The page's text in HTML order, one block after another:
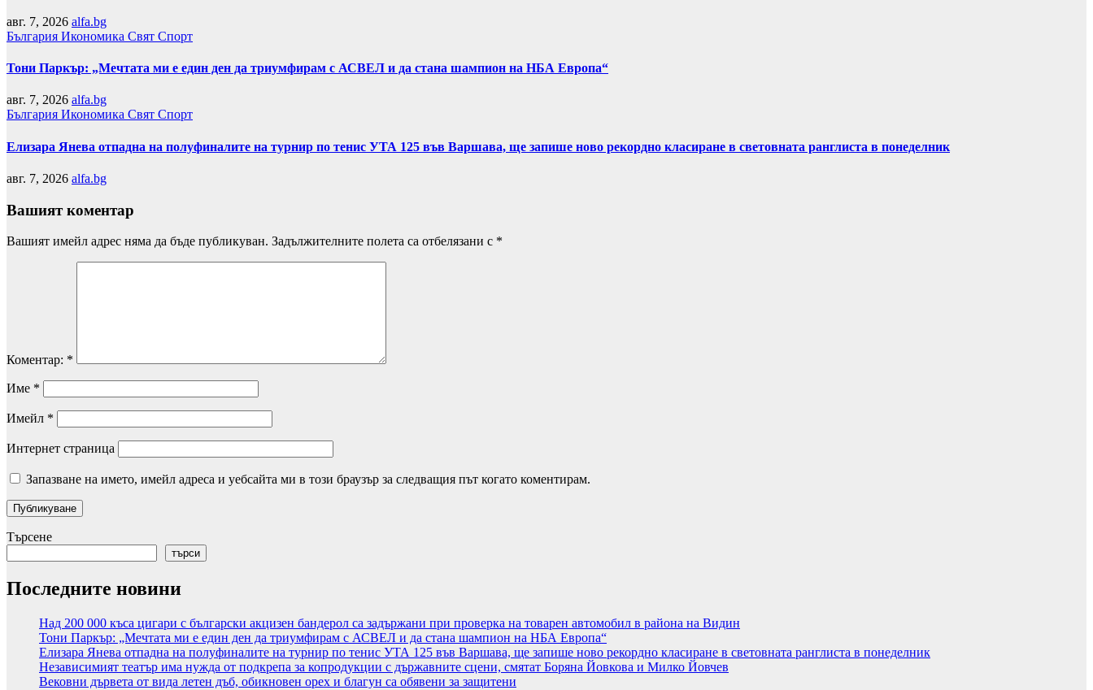
авг. 7, 2026 alfa.bg
България Икономика Свят Спорт
Тони Паркър: „Мечтата ми е един ден да триумфирам с АСВЕЛ и да стана шампион на НБА Европа“
авг. 7, 2026 alfa.bg
България Икономика Свят Спорт
Елизара Янева отпадна на полуфиналите на турнир по тенис УТА 125 във Варшава, ще запише ново рекордно класиране в световната ранглиста в понеделник
авг. 7, 2026 alfa.bg
Вашият коментар
Вашият имейл адрес няма да бъде публикуван. Задължителните полета са отбелязани с *
Коментар: *
Име *
Имейл *
Интернет страница
Запазване на името, имейл адреса и уебсайта ми в този браузър за следващия път когато коментирам.
Търсене
търси
Последните новини
Над 200 000 къса цигари с български акцизен бандерол са задържани при проверка на товарен автомобил в района на Видин
Тони Паркър: „Мечтата ми е един ден да триумфирам с АСВЕЛ и да стана шампион на НБА Европа“
Елизара Янева отпадна на полуфиналите на турнир по тенис УТА 125 във Варшава, ще запише ново рекордно класиране в световната ранглиста в понеделник
Независимият театър има нужда от подкрепа за копродукции с държавните сцени, смятат Боряна Йовкова и Милко Йовчев
Вековни дървета от вида летен дъб, обикновен орех и благун са обявени за защитени